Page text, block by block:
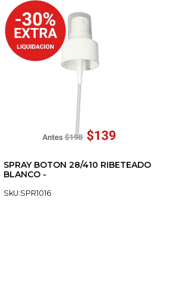
SPRAY BOTON 28/410 RIBETEADO
BLANCO -
SkU:SPR1016